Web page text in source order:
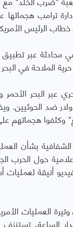
ترامب
الرئيس
محادثة عبر
الملاحة في البحر
عبر البحر
دولار ضد
هجماتهم على
بشأن
حول الحرب
أنيقة
وتيرة العمليات
الساعة،